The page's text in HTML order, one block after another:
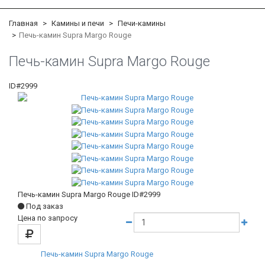
Главная Камины и печи
Печи-камины
Печь-камин Supra Margo Rouge
Печь-камин Supra Margo Rouge
ID#2999
Печь-камин Supra Margo Rouge ID#2999
Под заказ
Цена по запросу
Печь-камин Supra Margo Rouge